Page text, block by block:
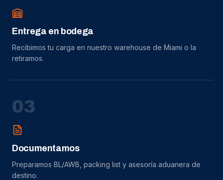
Entrega en bodega
Recibimos tu carga en nuestro warehouse de Miami o la
retiramos.
03
Documentamos
Preparamos BL/AWB, packing list y asesoría aduanera de
destino.